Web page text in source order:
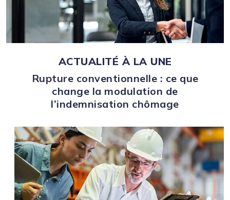
ACTUALITÉ À LA UNE
Rupture conventionnelle : ce que
change la modulation de
l’indemnisation chômage